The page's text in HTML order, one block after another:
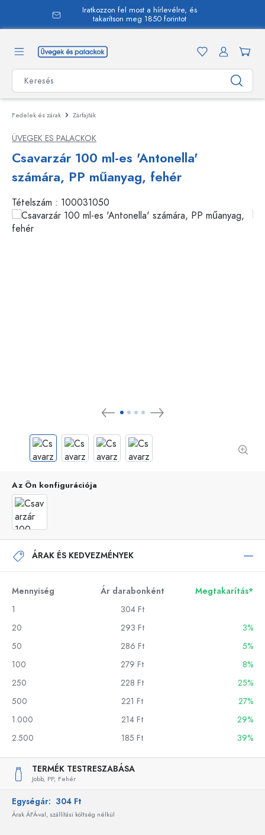
Iratkozzon fel most a hírlevélre, és
takarítson meg 1850 forintot
Fedelek és zárak Zárfajták
ÜVEGEK ES PALACKOK
Csavarzár 100 ml-es 'Antonella'
számára, PP műanyag, fehér
Tételszám : 100031050
Az Ön konfigurációja
ÁRAK ÉS KEDVEZMÉNYEK
Mennyiség Ár darabonként
Megtakarítás*
1
304 Ft
20
293 Ft
3%
50
286 Ft
5%
100
279 Ft
8%
250
228 Ft
25%
500
221 Ft
27%
1.000
214 Ft
29%
2.500
185 Ft 39%
TERMÉK TESTRESZABÁSA
Jobb, PP, Fehér
Egységár: 304 Ft
Árak ÁFÁ-val, szállítási költség nélkül